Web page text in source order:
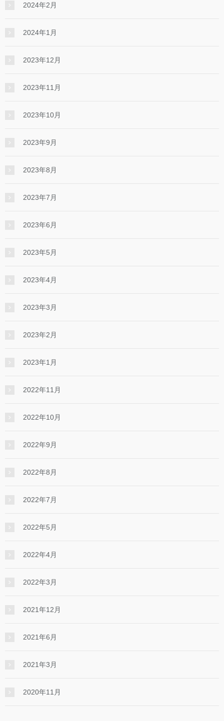
2024年2月
2024年1月
2023年12月
2023年11月
2023年10月
2023年9月
2023年8月
2023年7月
2023年6月
2023年5月
2023年4月
2023年3月
2023年2月
2023年1月
2022年11月
2022年10月
2022年9月
2022年8月
2022年7月
2022年5月
2022年4月
2022年3月
2021年12月
2021年6月
2021年3月
2020年11月